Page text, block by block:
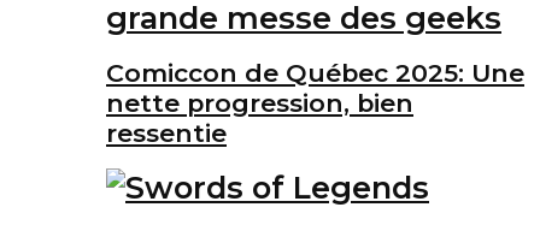
Comiccon de Québec 2025: Une
nette progression, bien
ressentie